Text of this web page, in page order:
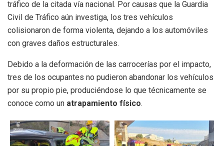
tráfico de la citada vía nacional. Por causas que la Guardia
Civil de Tráfico aún investiga, los tres vehículos
colisionaron de forma violenta, dejando a los automóviles
con graves daños estructurales.
Debido a la deformación de las carrocerías por el impacto,
tres de los ocupantes no pudieron abandonar los vehículos
por su propio pie, produciéndose lo que técnicamente se
conoce como un atrapamiento físico.